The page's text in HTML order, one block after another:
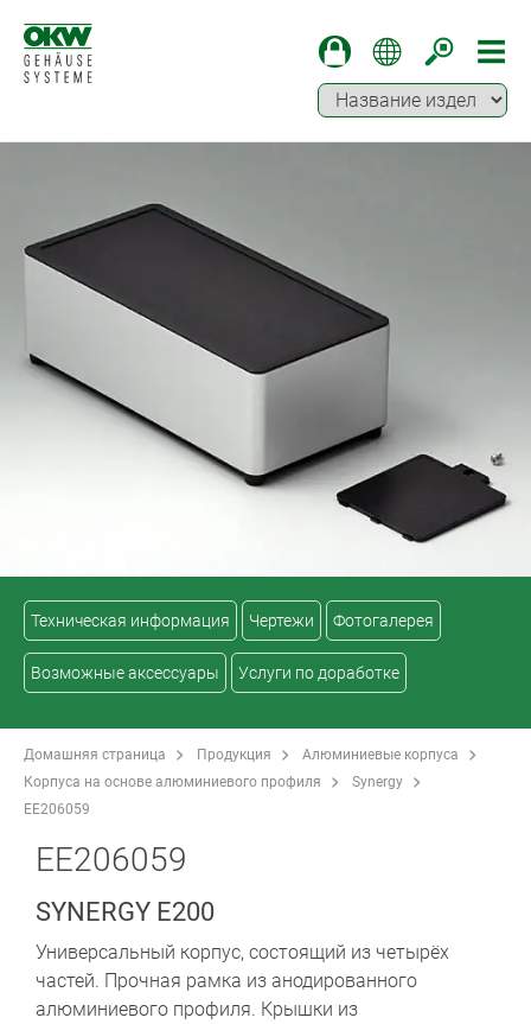
Техническая информация Чертежи Фотогалерея
Возможные аксессуары Услуги по доработке
Домашняя страница Продукция
Алюминиевые корпуса
Корпуса на основе алюминиевого профиля
Synergy
EE206059
EE206059
SYNERGY E200
Универсальный корпус, состоящий из четырёх
частей. Прочная рамка из анодированного
алюминиевого профиля. Крышки из